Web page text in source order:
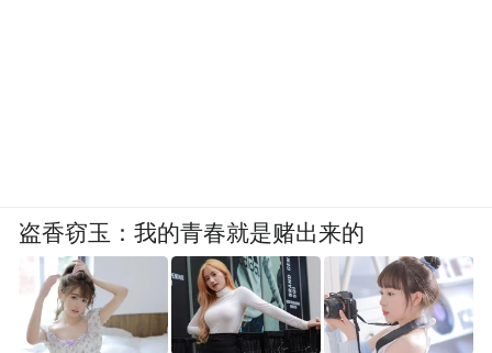
盗香窃玉：我的青春就是赌出来的